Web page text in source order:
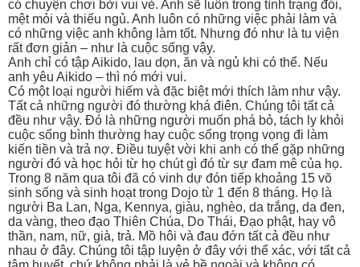
có chuyện chơi bời vui vẻ. Anh sẽ luôn trong tình trạng đói,
mệt mỏi và thiếu ngủ. Anh luôn có những việc phải làm và
có những việc anh không làm tốt. Nhưng đó như là tu viện
rất đơn giản – như là cuộc sống vậy.
Anh chỉ có tập Aikido, lau dọn, ăn và ngủ khi có thể. Nếu
anh yêu Aikido – thì nó mới vui.
Có một loại người hiếm và đặc biệt mới thích làm như vậy.
Tất cả những người đó thường khá điên. Chúng tôi tất cả
đều như vậy. Đó là những người muốn phá bỏ, tách ly khỏi
cuộc sống bình thường hay cuộc sống trọng vọng đi làm
kiến tiền và trả nợ. Điều tuyệt vời khi anh có thể gặp những
người đó và học hỏi từ họ chút gì đó từ sự đam mê của họ.
Trong 8 năm qua tôi đã có vinh dự đón tiếp khoảng 15 võ
sinh sống và sinh hoạt trong Dojo từ 1 đến 8 tháng. Họ là
người Ba Lan, Nga, Kennya, giàu, nghèo, da trắng, da đen,
da vàng, theo đạo Thiên Chúa, Do Thái, Đạo phật, hay vô
thần, nam, nữ, già, trả. Mồ hôi và đau đớn tất cả đều như
nhau ở đây. Chúng tôi tập luyện ở đây với thể xác, với tất cả